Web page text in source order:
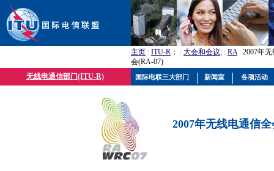
主页 : ITU-R ； : 大会和会议; : RA: 2007年
会(RA-07)
无线电通信部门(ITU-R)
2007年无线电通信
国际电联三大部门 新闻室 各项活动